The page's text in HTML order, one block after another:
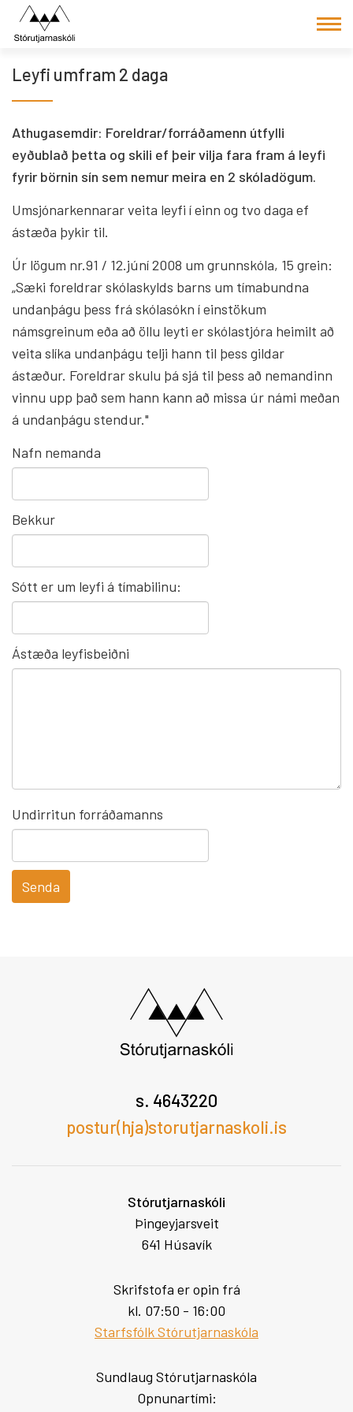
Fara
Leyfi umfram 2 daga
Athugasemdir: Foreldrar/forráðamenn útfylli
eyðublað þetta og skili ef þeir vilja fara fram á leyfi
fyrir börnin sín sem nemur meira en 2 skóladögum.
Umsjónarkennarar veita leyfi í einn og tvo daga ef
ástæða þykir til.
Úr lögum nr.91 / 12.júní 2008 um grunnskóla, 15 grein:
„Sæki foreldrar skólaskylds barns um tímabundna
undanþágu þess frá skólasókn í einstökum
námsgreinum eða að öllu leyti er skólastjóra heimilt að
veita slíka undanþágu telji hann til þess gildar
ástæður. Foreldrar skulu þá sjá til þess að nemandinn
vinnu upp það sem hann kann að missa úr námi meðan
á undanþágu stendur."
Nafn nemanda
Bekkur
Sótt er um leyfi á tímabilinu:
Ástæða leyfisbeiðni
Undirritun forráðamanns
s. 4643220
postur(hja)storutjarnaskoli.is
Stórutjarnaskóli
Þingeyjarsveit
641 Húsavík
Skrifstofa er opin frá
kl. 07:50 - 16:00
Starfsfólk Stórutjarnaskóla
Sundlaug Stórutjarnaskóla
Opnunartími: